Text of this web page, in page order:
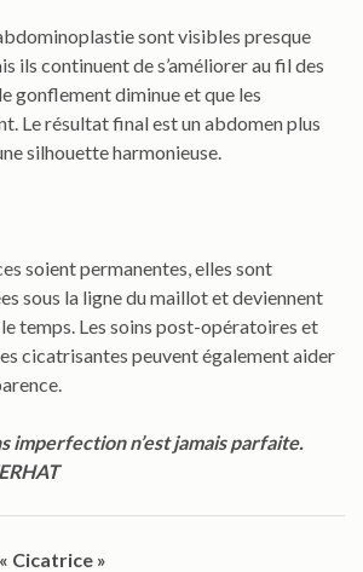
sont visibles presque
ils continuent de s’améliorer au fil des
gonflement diminue et que les
Le résultat final est un abdomen plus
silhouette harmonieuse.
soient permanentes, elles sont
sous la ligne du maillot et deviennent
temps. Les soins post-opératoires et
cicatrisantes peuvent également aider
imperfection n’est jamais parfaite.
Cicatrice »